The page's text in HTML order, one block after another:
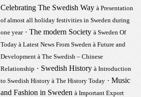
Celebrating The Swedish Way à Presentation
of almost all holiday festivities in Sweden during
one year · The modern Society à Sweden Of
Today à Latest News From Sweden à Future and
Development à The Swedish – Chinese
Relationship · Swedish History à Introduction
to Swedish History à The History Today · Music
and Fashion in Sweden à Important Export